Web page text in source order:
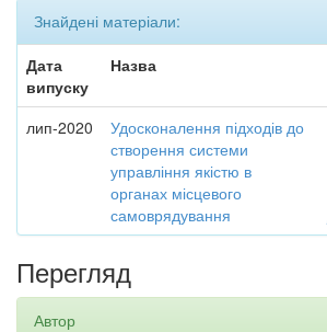
Знайдені матеріали:
Дата
випуску
Назва
лип-2020
Удосконалення підходів до
створення системи
управління якістю в
органах місцевого
самоврядування
Перегляд
Автор